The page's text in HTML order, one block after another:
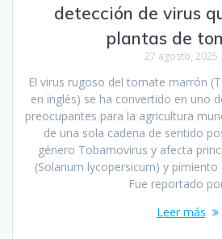
detección de virus
plantas de
27 agosto, 2025
El virus rugoso del tomate marrón
en inglés) se ha convertido en uno
preocupantes para la agricultura
de una sola cadena de sentido
género Tobamovirus y afecta
(Solanum lycopersicum) y pimiento
Fue reportado
Leer más